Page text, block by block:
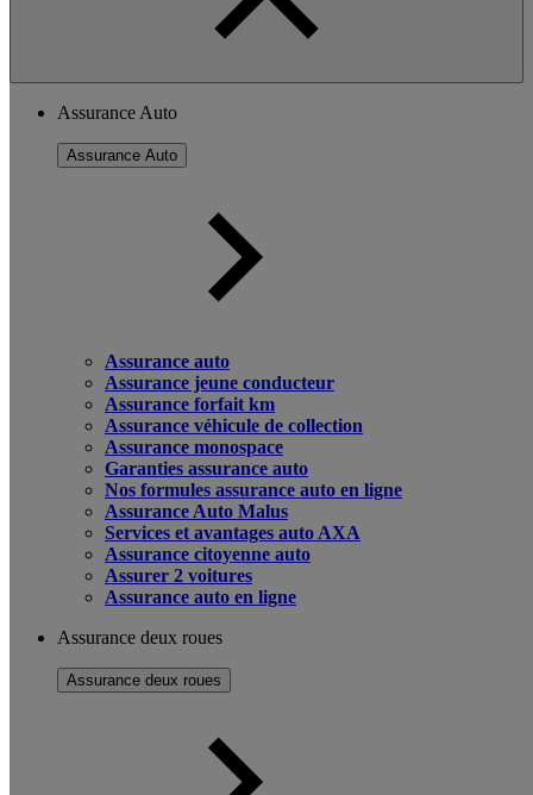
Assurance Auto
Assurance Auto
Assurance auto
Assurance jeune conducteur
Assurance forfait km
Assurance véhicule de collection
Assurance monospace
Garanties assurance auto
Nos formules assurance auto en ligne
Assurance Auto Malus
Services et avantages auto AXA
Assurance citoyenne auto
Assurer 2 voitures
Assurance auto en ligne
Assurance deux roues
Assurance deux roues